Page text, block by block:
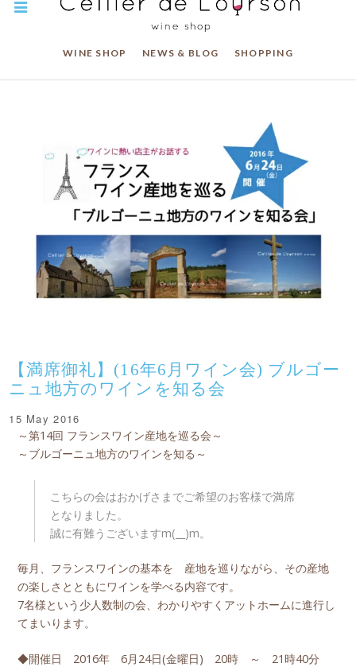
WINE SHOP NEWS & BLOG SHOPPING
【満席御礼】(16年6月ワイン会) ブルゴー
ニュ地方のワインを知る会
15 May 2016
～第14回 フランスワイン産地を巡る会～
～ブルゴーニュ地方のワインを知る～
こちらの会はおかげさまでご希望のお客様で満席
となりました。
誠に有難うございますm(__)m。
毎月、フランスワインの基本を 産地を巡りながら、その産地
の楽しさとともにワインを学べる内容です。
7名様という少人数制の会、わかりやすくアットホームに進行し
てまいります。
◆開催日 2016年 6月24日(金曜日) 20時 ～ 21時40分